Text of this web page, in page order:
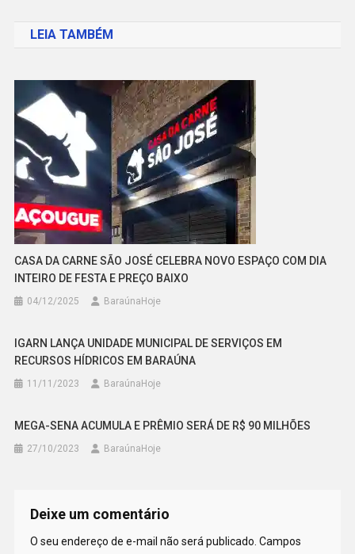
Post
LEIA TAMBÉM
CASA DA CARNE SÃO JOSÉ CELEBRA NOVO ESPAÇO COM DIA
INTEIRO DE FESTA E PREÇO BAIXO
04/12/2025 BaraúnaHoje
IGARN LANÇA UNIDADE MUNICIPAL DE SERVIÇOS EM
RECURSOS HÍDRICOS EM BARAÚNA
11/11/2023 BaraúnaHoje
MEGA-SENA ACUMULA E PRÊMIO SERÁ DE R$ 90 MILHÕES
27/10/2023 BaraúnaHoje
Deixe um comentário
O seu endereço de e-mail não será publicado. Campos